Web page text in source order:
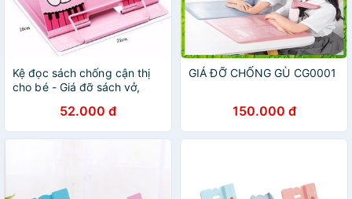
Kệ đọc sách chống cận thị
cho bé - Giá đỡ sách vở,
52.000 đ
GIÁ ĐỠ CHỐNG GÙ CG0001
150.000 đ